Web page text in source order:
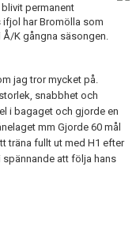
permanent
har Bromölla som
K gångna säsongen.
jag tror mycket på.
snabbhet och
i bagaget och gjorde en
mm Gjorde 60 mål
träna fullt ut med H1 efter
spännande att följa hans